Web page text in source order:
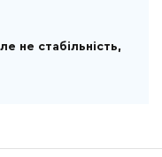
не стабільність,